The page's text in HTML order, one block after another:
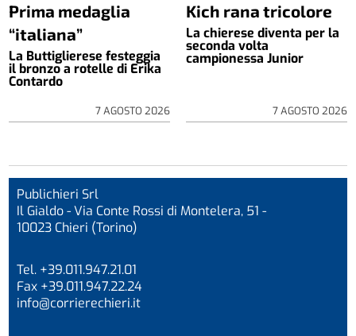
Prima medaglia
“italiana”
La Buttiglierese festeggia
il bronzo a rotelle di Erika
Contardo
7 AGOSTO 2026
Kich rana tricolore
La chierese diventa per la
seconda volta
campionessa Junior
7 AGOSTO 2026
Publichieri Srl
Il Gialdo - Via Conte Rossi di Montelera, 51 -
10023 Chieri (Torino)
Tel. +39.011.947.21.01
Fax +39.011.947.22.24
info@corrierechieri.it